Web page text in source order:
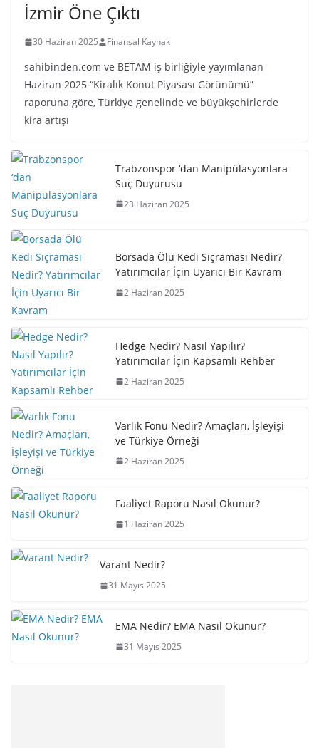
İzmir Öne Çıktı
30 Haziran 2025 Finansal Kaynak
sahibinden.com ve BETAM iş birliğiyle yayımlanan
Haziran 2025 “Kiralık Konut Piyasası Görünümü”
raporuna göre, Türkiye genelinde ve büyükşehirlerde
kira artışı
Trabzonspor ‘dan Manipülasyonlara
Suç Duyurusu
23 Haziran 2025
Borsada Ölü Kedi Sıçraması Nedir?
Yatırımcılar İçin Uyarıcı Bir Kavram
2 Haziran 2025
Hedge Nedir? Nasıl Yapılır?
Yatırımcılar İçin Kapsamlı Rehber
2 Haziran 2025
Varlık Fonu Nedir? Amaçları, İşleyişi
ve Türkiye Örneği
2 Haziran 2025
Faaliyet Raporu Nasıl Okunur?
1 Haziran 2025
Varant Nedir?
31 Mayıs 2025
EMA Nedir? EMA Nasıl Okunur?
31 Mayıs 2025